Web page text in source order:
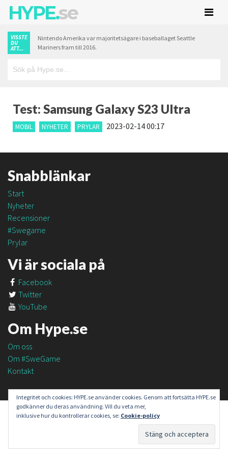
HYPE.se
VISSTE
DU
ATT...
Nintendo Amerika var majoritetsägare i baseballaget Seattle
Mariners fram till 2016.
Test: Samsung Galaxy S23 Ultra
MOBIL NYHETER PRYLAR 2023-02-14 00:17
Snabblänkar
Start
Nyheter
Recensioner
#Swegame
Prylar
Vi är sociala på
Facebook
Twitter
YouTube
Om Hype.se
Om oss
Om #SweGame
Kontakt
Integritet och cookies: HYPE.se använder cookies. Genom att fortsätta HYPE.se
godkänner du deras användning. Vill du veta mer,
inklusive hur du kontrollerar cookies, se: Cookie-policy